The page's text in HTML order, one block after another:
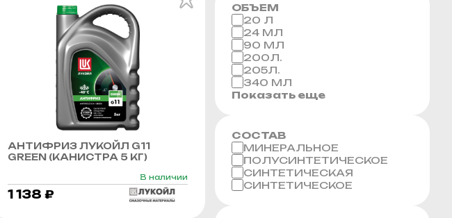
АНТИФРИЗ ЛУКОЙЛ G11
GREEN (КАНИСТРА 5 КГ)
В наличии
1 138 ₽
ОБЪЕМ
20 Л
24 МЛ
90 МЛ
200Л.
205Л.
340 МЛ
Показать еще
СОСТАВ
МИНЕРАЛЬНОЕ
ПОЛУСИНТЕТИЧЕСКОЕ
СИНТЕТИЧЕСКАЯ
СИНТЕТИЧЕСКОЕ